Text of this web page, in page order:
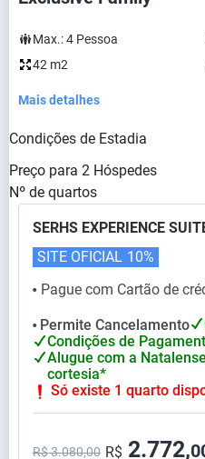
Max.:4 Pessoa
42 m2
Mais detalhes
Condições de Estadia
Preço para 2 Hóspedes
Nº de quartos
SERHS EXPERIENCE
⬤ Pague com Cartão de
SITE OFICIAL 10%
⬤ Permite Cancelamento
Condições de
Alugue com a
cortesia*
Só existe 1 quarto
R$ 3.080,00 R$ 2.772,